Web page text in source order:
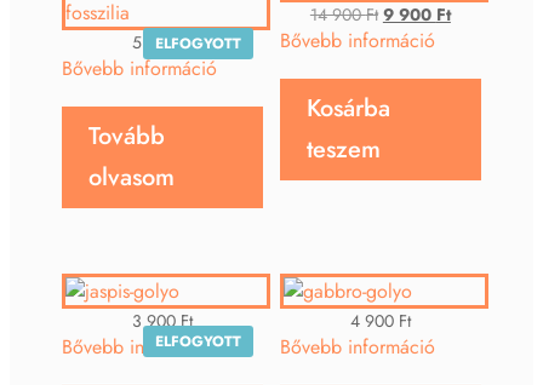
ELFOGYOTT
5 900Ft
Bővebb információ
Tovább
olvasom
14 900Ft Original
price
14
900 Ft.
9 900 FtCurrent
9
Bővebb információ
Kosárba
teszem
ELFOGYOTT
3 900Ft
Bővebb információ
4 900 Ft
Bővebb információ